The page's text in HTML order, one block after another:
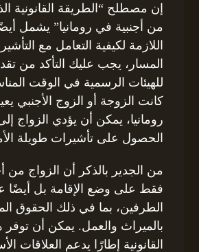
إن مصطلح “الطريقة القانونية
من أجنبية في رومانيا” يشمل
اللازمة لكيفية التعامل مع
المسار، يجب عليك التأكد من
للهيئات الرسمية في الوقت
كانت الزوجة أو الزوج الأجنبي
رومانيا، يمكن أن يؤدي الزواج
الحصول على تأشيرات طويلة
من الجدير بالذكر أن الزواج من
فقط على وضع الإقامة بل
الطرفين، بما في ذلك الحقوق
بالميراث والعمل. يمكن أن توفر
القانونية إطارًا يدعم العلاقات